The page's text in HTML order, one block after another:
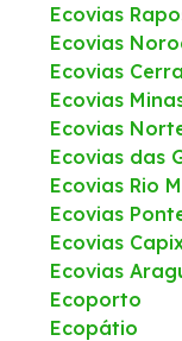
Ecovias
Ecovias
Ecovias
Ecovias
Ecovias
Ecovias das
Ecovias Rio
Ecovias
Ecovias
Ecovias
Ecoporto
Ecopátio